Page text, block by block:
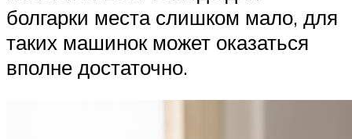
болгарки места слишком мало, для
таких машинок может оказаться
вполне достаточно.